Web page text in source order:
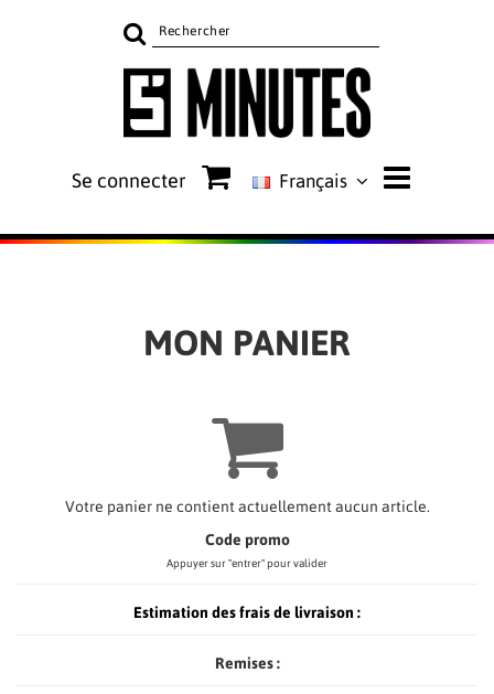
Rechercher
sur
le
Se connecter Français
MON PANIER
Votre panier ne contient actuellement aucun article.
Code promo
Appuyer sur "entrer" pour valider
Estimation des frais de livraison :
Remises :